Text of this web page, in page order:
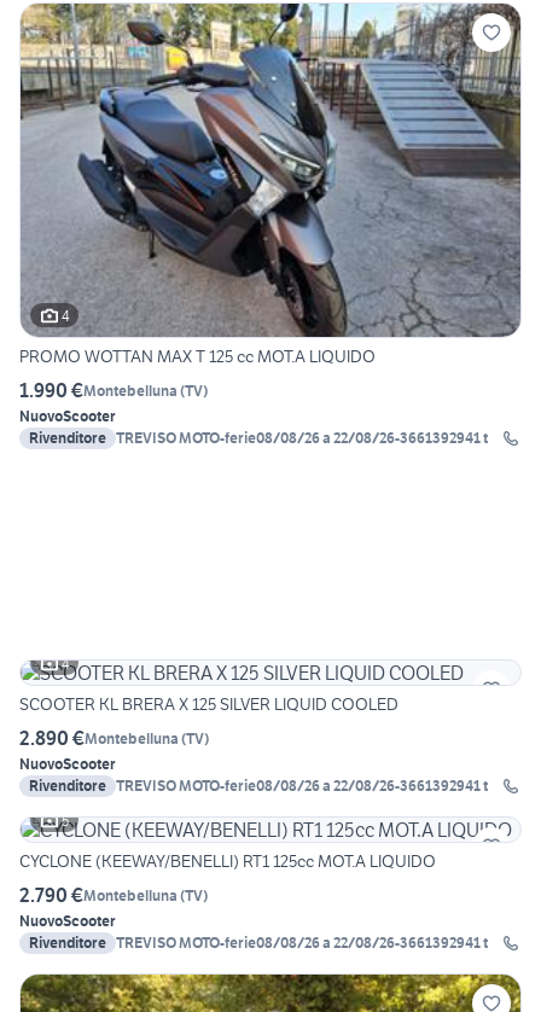
4
PROMO WOTTAN MAX T 125 cc MOT.A LIQUIDO
1.990 €Montebelluna (TV)
NuovoScooter
Rivenditore TREVISO MOTO-ferie08/08/26 a 22/08/26-3661392941 t
4
SCOOTER KL BRERA X 125 SILVER LIQUID COOLED
2.890 €Montebelluna (TV)
NuovoScooter
Rivenditore TREVISO MOTO-ferie08/08/26 a 22/08/26-3661392941 t
5
CYCLONE (KEEWAY/BENELLI) RT1 125cc MOT.A LIQUIDO
2.790 €Montebelluna (TV)
NuovoScooter
Rivenditore TREVISO MOTO-ferie08/08/26 a 22/08/26-3661392941 t